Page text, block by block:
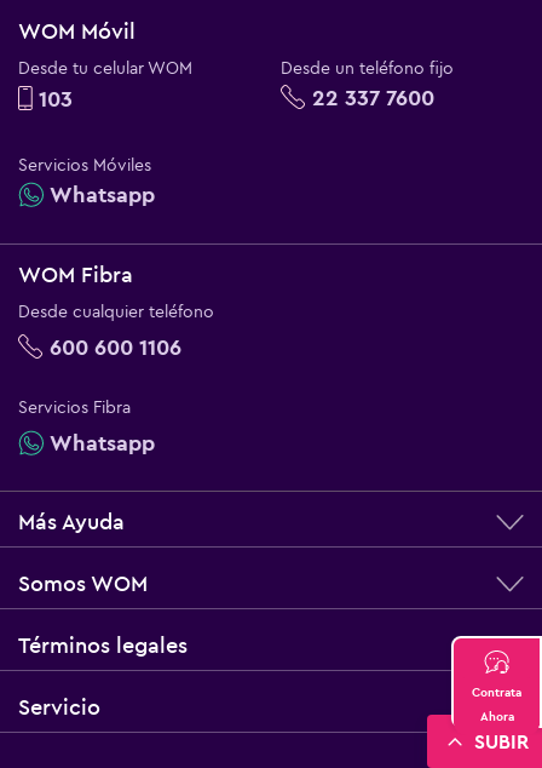
SUBIR
WOM Móvil
Desde tu celular WOM
103
Desde un teléfono fijo
22 337 7600
Servicios Móviles
Whatsapp
WOM Fibra
Desde cualquier teléfono
600 600 1106
Servicios Fibra
Whatsapp
Más Ayuda
Somos WOM
Términos legales
Servicio
Contrata
Ahora